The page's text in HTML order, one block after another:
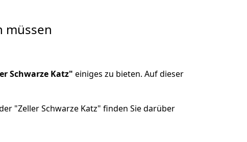
müssen
Schwarze Katz" einiges zu bieten. Auf dieser
"Zeller Schwarze Katz" finden Sie darüber